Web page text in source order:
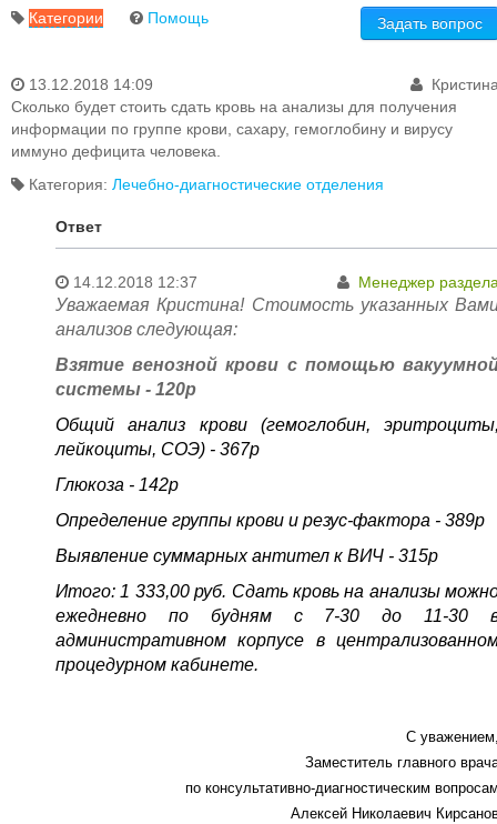
Категории Помощь Задать вопрос
Акушерства и родовспоможения
Гинекология
Городской СПИД центр
Детство
Инфекционные отделения
Лечебно-диагностические отделения
Общие вопросы
дошкольного возраста "Лесной голосок"
Платные услуги
Терапевтические отделения
Хирургические отделения
13.12.2018 14:09
Сколько будет стоить сдать кровь на анализы для получения
информации по группе крови, сахару, гемоглобину и вирусу
иммуно дефицита человека.
Категория: Лечебно-диагностические отделения
Ответ
14.12.2018 12:37 Менеджер
Уважаемая Кристина! Стоимость указанных
анализов следующая:
Взятие венозной крови с помощью
системы - 120р
Общий анализ крови (гемоглобин,
лейкоциты, СОЭ) - 367р
Глюкоза - 142р
Определение группы крови и резус-фактора - 389р
Выявление суммарных антител к ВИЧ - 315р
Итого: 1 333,00 руб. Сдать кровь на анализы
ежедневно по будням с 7-30 до 11-30
административном корпусе в
процедурном кабинете.
С
Заместитель главного
по консультативно-диагностическим
Алексей Николаевич